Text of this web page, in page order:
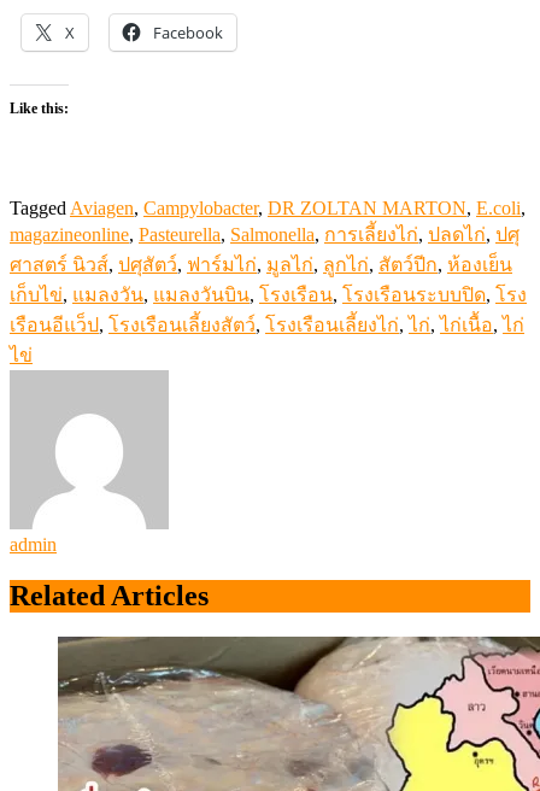
X Facebook
Like this:
Tagged Aviagen, Campylobacter, DR ZOLTAN MARTON, E.coli,
magazineonline, Pasteurella, Salmonella, การเลี้ยงไก่, ปลดไก่, ปศุ
ศาสตร์ นิวส์, ปศุสัตว์, ฟาร์มไก่, มูลไก่, ลูกไก่, สัตว์ปีก, ห้องเย็น
เก็บไข่, แมลงวัน, แมลงวันบิน, โรงเรือน, โรงเรือนระบบปิด, โรง
เรือนอีแว็ป, โรงเรือนเลี้ยงสัตว์, โรงเรือนเลี้ยงไก่,ไก่,ไก่เนื้อ,ไก่
ไข่
admin
Related Articles